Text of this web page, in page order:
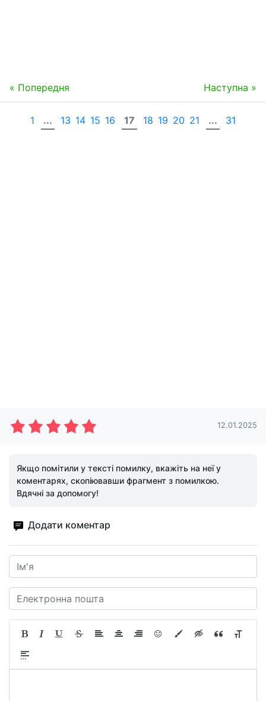
« Попередня Наступна »
1 ... 13 14 15 16 17 18 19 20 21 ... 31
12.01.2025
Якщо помітили у тексті помилку, вкажіть на неї у
коментарях, скопіювавши фрагмент з помилкою.
Вдячні за допомогу!
Додати коментар